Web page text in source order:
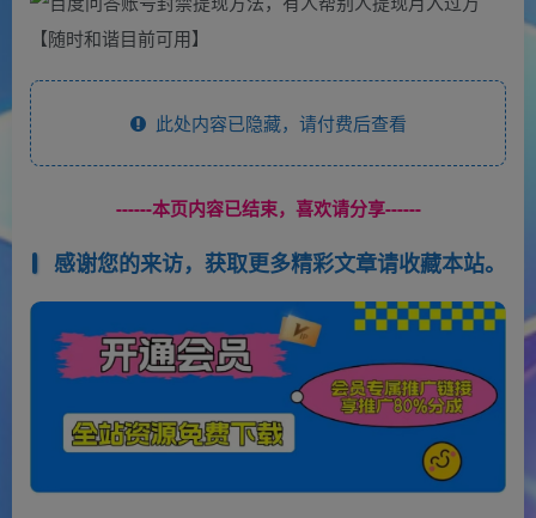
此处内容已隐藏，请付费后查看
------本页内容已结束，喜欢请分享------
感谢您的来访，获取更多精彩文章请收藏本站。